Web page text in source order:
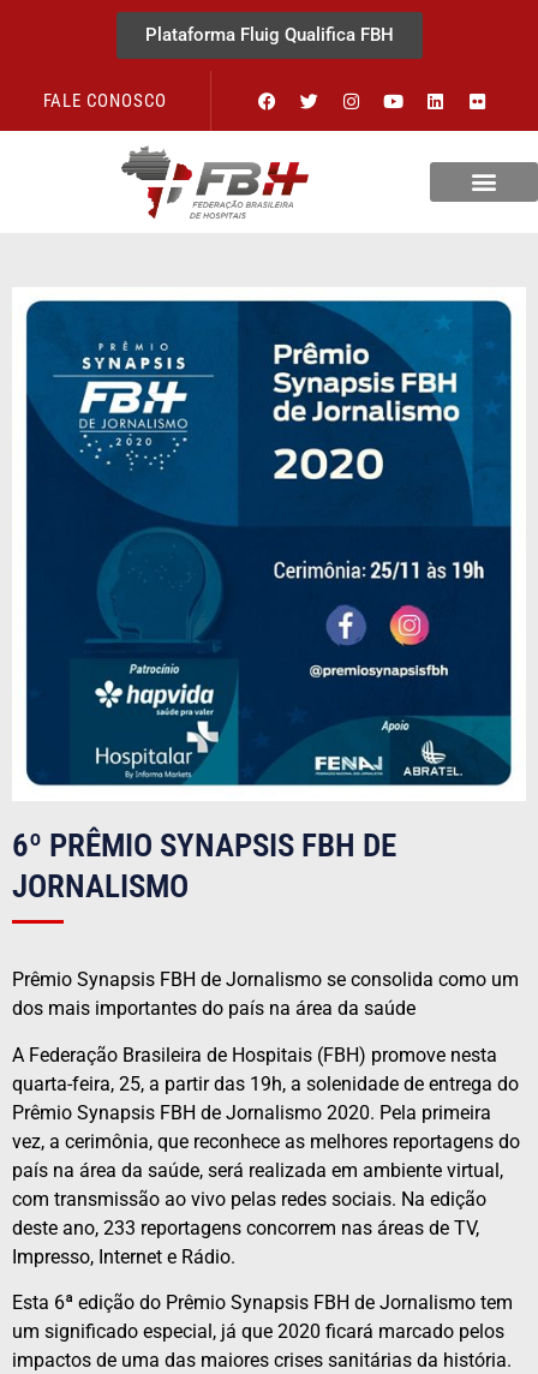
Plataforma Fluig Qualifica FBH
FALE CONOSCO
6º PRÊMIO SYNAPSIS FBH DE
JORNALISMO
Prêmio Synapsis FBH de Jornalismo se consolida como um
dos mais importantes do país na área da saúde
A Federação Brasileira de Hospitais (FBH) promove nesta
quarta-feira, 25, a partir das 19h, a solenidade de entrega do
Prêmio Synapsis FBH de Jornalismo 2020. Pela primeira
vez, a cerimônia, que reconhece as melhores reportagens do
país na área da saúde, será realizada em ambiente virtual,
com transmissão ao vivo pelas redes sociais. Na edição
deste ano, 233 reportagens concorrem nas áreas de TV,
Impresso, Internet e Rádio.
Esta 6ª edição do Prêmio Synapsis FBH de Jornalismo tem
um significado especial, já que 2020 ficará marcado pelos
impactos de uma das maiores crises sanitárias da história.